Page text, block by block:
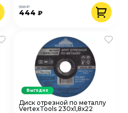
444₽
550 ₽
Диск отрезной по металлу
VertexTools 230х1,8х22
Выгодно